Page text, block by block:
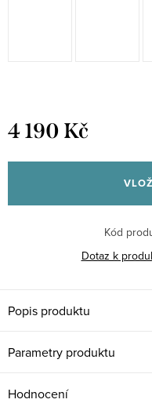
4 190 Kč
cena:
Kód
Dotaz k
Popis produktu
Parametry produktu
Hodnocení